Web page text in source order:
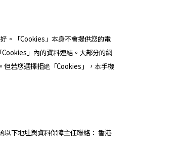
。「Cookies」本身不會提供您的電
」內的資料連結。大部分的網
但若您選擇拒絶「Cookies」，本手機
下地址與資料保障主任聯絡： 香港